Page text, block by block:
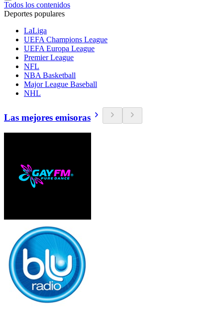
Todos los contenidos
Deportes populares
LaLiga
UEFA Champions League
UEFA Europa League
Premier League
NFL
NBA Basketball
Major League Baseball
NHL
Las mejores emisoras